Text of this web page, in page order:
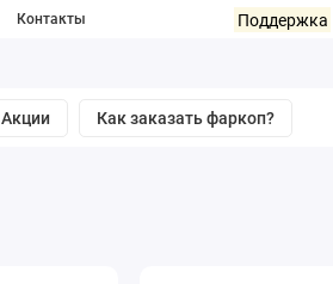
Контакты Поддержка
Акции Как заказать фаркоп?